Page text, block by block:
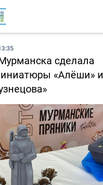
сделала
«Алёши» и